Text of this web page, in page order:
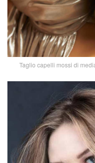
Taglio capelli mossi di